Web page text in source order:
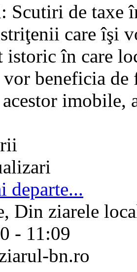
Scutiri de taxe
care îşi
istoric în care
vor beneficia
imobile,
departe...
Din ziarele
- 11:09
bn.ro